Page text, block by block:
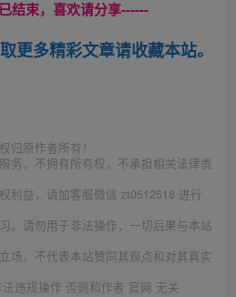
结束，喜欢请分享------
更多精彩文章请收藏本站。
归原作者所有！
务，不拥有所有权，不承担相关法律责
利益，请加客服微信 zt0512518 进行
，请勿用于非法操作，一切后果与本站
场，不代表本站赞同其观点和对其真实
违规操作 否则和作者 官网 无关